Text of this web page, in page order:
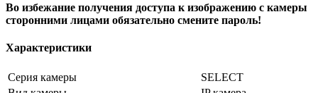
Во избежание получения доступа к изображению с камеры
сторонними лицами обязательно смените пароль!
Характеристики
Серия камеры
SELECT